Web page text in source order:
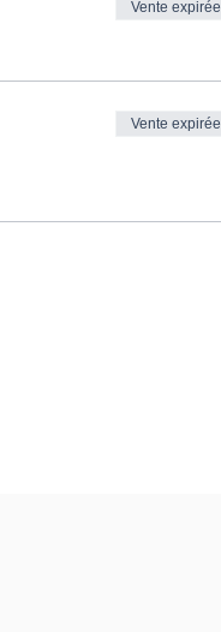
Vente expirée
Vente expirée